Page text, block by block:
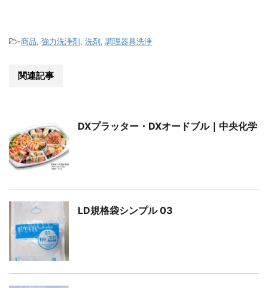
-商品, 強力洗浄剤, 洗剤, 調理器具洗浄
関連記事
DXプラッター・DXオードブル｜中央化学
LD規格袋シンプル 03